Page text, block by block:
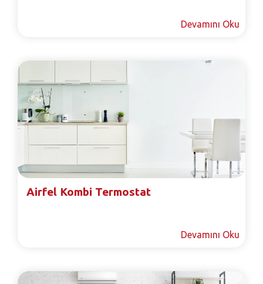
Devamını Oku
Airfel Kombi Termostat
Devamını Oku